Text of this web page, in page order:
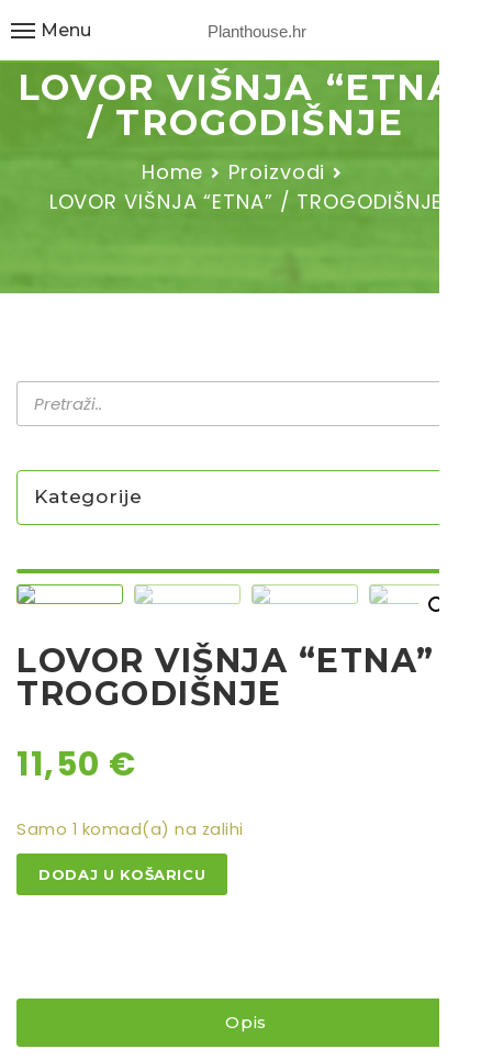
Planthouse.hr
Menu
LOVOR VIŠNJA “ETNA”
/ TROGODIŠNJE
Home
Proizvodi
LOVOR VIŠNJA “ETNA” / TROGODIŠNJE
Kategorije
SADNICE
UKRASNO BILJE I TRAJNICE
GRMOVI/DRVEĆE
UKRASNE TRAVE
LJEKOVITO I ZAČINSKO
VOĆE / BOBIČASTO VOĆE
Sjeme
Ostalo sjeme
LOVOR VIŠNJA “ETNA” /
TROGODIŠNJE
11,50 €
Samo 1 komad(a) na zalihi
LOVOR
VIŠNJA
"ETNA"
DODAJ U KOŠARICU
Opis